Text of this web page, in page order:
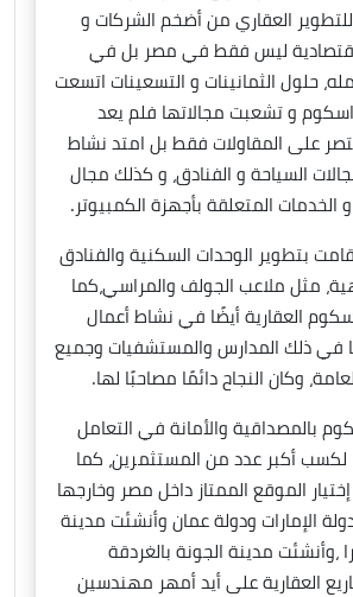
العقاري من أضخم الشركات و
ليس فقط في مصر بل في
حلول الثمانينات و التسعينات اتسعت
و تشعبت مجالاتها فلم يعد
على المقاولات فقط بل امتد نشاط
السياحة و الفنادق، و كذلك مجال
الخدمات المتعلقة بأجهزة الكمبيوتر.
بتطوير الوحدات السكنية والفنادق
مثل ملاعب الجولف والمراسي،كما
العقارية أيضًا في نشاط أعمال
بما في ذلك المدارس والمستشفيات وجميع
وكان النجاح دائمًا مصاحبًا لها.
بالمصداقية والأمانة في التعامل
لكسب أكبر عدد من المستثمرين، كما
الموقع الممتاز داخل مصر وخارجها
الإمارات ودولة عمان وأنشئت مدينة
،وأنشئت مدينة الجونة بالغردقة
العقارية على أيد أمهر مهندسين